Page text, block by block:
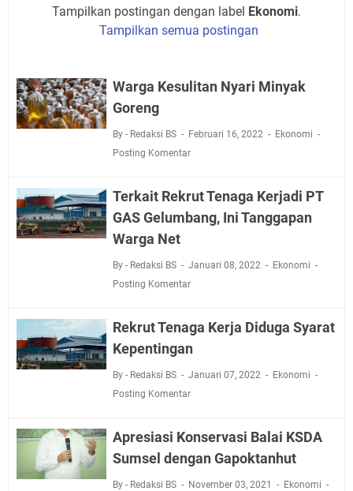
Tampilkan postingan dengan label Ekonomi.
Tampilkan semua postingan
Warga Kesulitan Nyari Minyak
Goreng
By - Redaksi BS Februari 16, 2022
Ekonomi
Posting Komentar
Terkait Rekrut Tenaga Kerjadi PT
GAS Gelumbang, Ini Tanggapan
Warga Net
By - Redaksi BS Januari 08, 2022
Ekonomi
Posting Komentar
Rekrut Tenaga Kerja Diduga Syarat
Kepentingan
By - Redaksi BS Januari 07, 2022
Ekonomi
Posting Komentar
Apresiasi Konservasi Balai KSDA
Sumsel dengan Gapoktanhut
By - Redaksi BS November 03, 2021
Ekonomi